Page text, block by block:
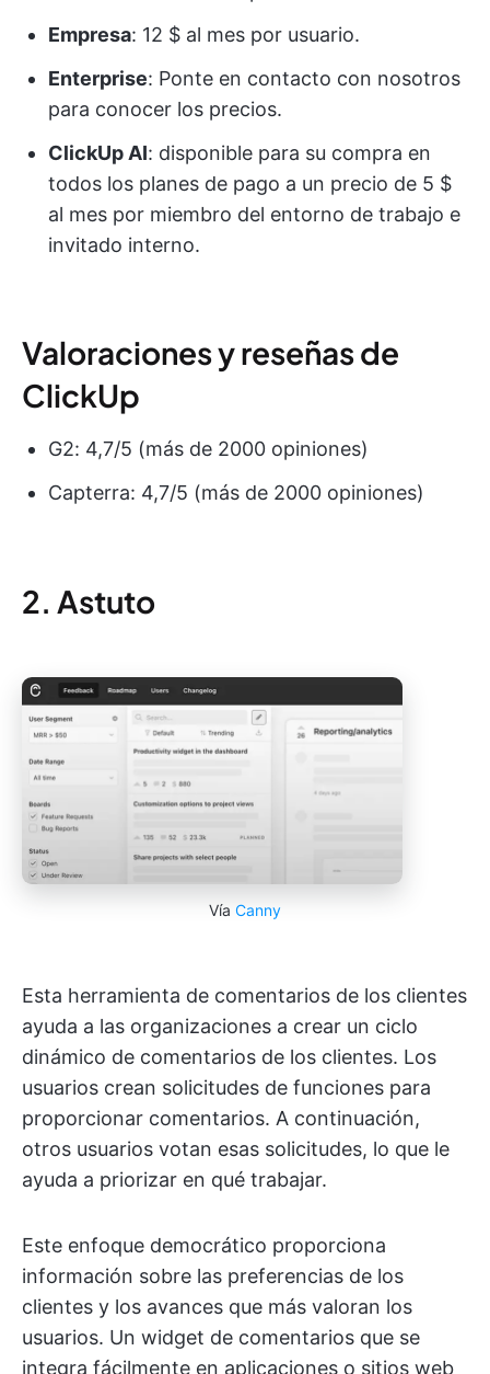
Empresa: 12 $ al mes por usuario.
Enterprise: Ponte en contacto con nosotros
para conocer los precios.
ClickUp AI: disponible para su compra en
todos los planes de pago a un precio de 5 $
al mes por miembro del entorno de trabajo e
invitado interno.
Valoraciones y reseñas de
ClickUp
G2: 4,7/5 (más de 2000 opiniones)
Capterra: 4,7/5 (más de 2000 opiniones)
2. Astuto
Vía Canny
Esta herramienta de comentarios de los clientes
ayuda a las organizaciones a crear un ciclo
dinámico de comentarios de los clientes. Los
usuarios crean solicitudes de funciones para
proporcionar comentarios. A continuación,
otros usuarios votan esas solicitudes, lo que le
ayuda a priorizar en qué trabajar.
Este enfoque democrático proporciona
información sobre las preferencias de los
clientes y los avances que más valoran los
usuarios. Un widget de comentarios que se
integra fácilmente en aplicaciones o sitios web